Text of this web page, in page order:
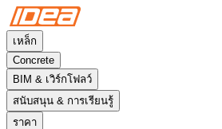
เหล็ก
Concrete
BIM & เวิร์กโฟลว์
สนับสนุน & การเรียนรู้
ราคา